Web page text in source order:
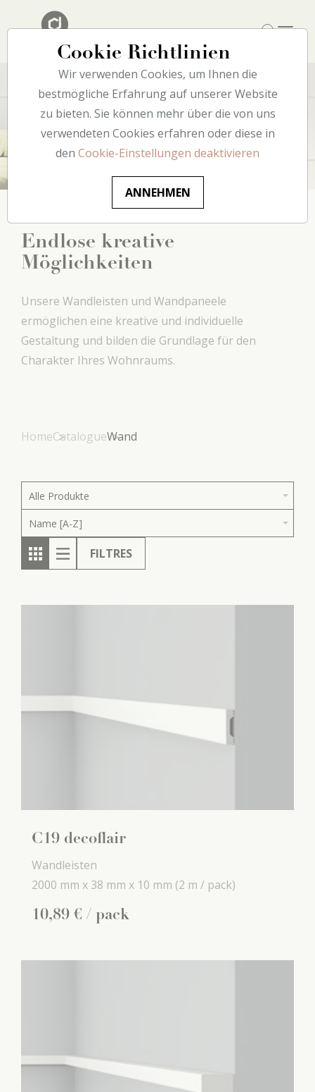
Wand
Endlose kreative
Möglichkeiten
Unsere Wandleisten und Wandpaneele
ermöglichen eine kreative und individuelle
Gestaltung und bilden die Grundlage für den
Charakter Ihres Wohnraums.
HomeCatalogueWand
Alle Produkte
Name [A-Z]
FILTRES
C19 decoflair
Wandleisten
2000 mm x 38 mm x 10 mm (2 m / pack)
10,89 € / pack
Cookie Richtlinien
Wir verwenden Cookies, um Ihnen die
bestmögliche Erfahrung auf unserer Website
zu bieten. Sie können mehr über die von uns
verwendeten Cookies erfahren oder diese in
den Cookie-Einstellungen deaktivieren
ANNEHMEN